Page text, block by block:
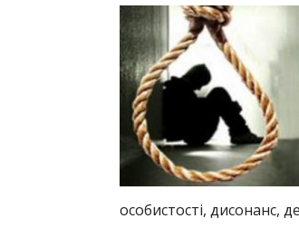
особистості, дисонанс,